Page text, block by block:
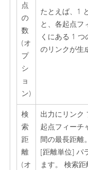
点
の
数
(オ
プ
シ
ョ
ン)
たとえば、1
と、各起点フ
くにある 1
のリンクが生
検
索
距
離
(オ
出力にリンク
起点フィーチ
間の最長距離
[距離単位] パ
ます。 検索距